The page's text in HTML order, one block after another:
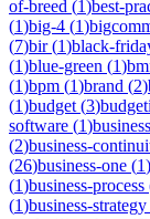
of-breed (1)best-
(1)big-4 (1)
(7)bir(1)black-
(1)blue-green (1)
(1)bpm (1)brand (2)
(1)budget (3)
software (1)
(2)business-
(26)business-one (1)
(1)business-process
(1)business-strategy